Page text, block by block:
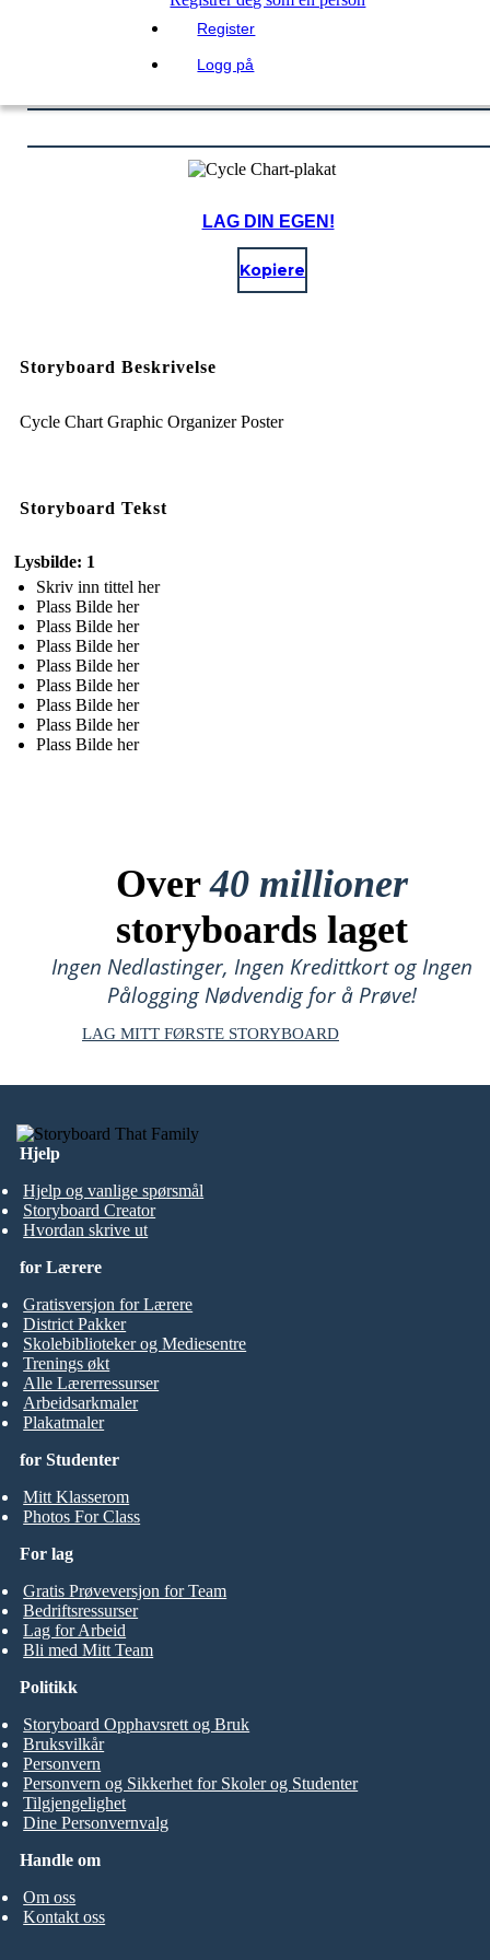
Register
Logg på
LAG DIN EGEN!
Kopiere
Storyboard Beskrivelse
Cycle Chart Graphic Organizer Poster
Storyboard Tekst
Lysbilde: 1
Skriv inn tittel her
Plass Bilde her
Plass Bilde her
Plass Bilde her
Plass Bilde her
Plass Bilde her
Plass Bilde her
Plass Bilde her
Plass Bilde her
Over40 millioner
storyboards laget
Ingen Nedlastinger, Ingen Kredittkort og Ingen
Pålogging Nødvendig for å Prøve!
LAG MITT FØRSTE STORYBOARD
Hjelp
Hjelp og vanlige spørsmål
Storyboard Creator
Hvordan skrive ut
for Studenter
Mitt Klasserom
Photos For Class
for Lærere
Gratisversjon for Lærere
District Pakker
Skolebiblioteker og Mediesentre
Trenings økt
Alle Lærerressurser
Arbeidsarkmaler
Plakatmaler
For lag
Gratis Prøveversjon for Team
Bedriftsressurser
Lag for Arbeid
Bli med Mitt Team
Handle om
Om oss
Kontakt oss
Politikk
Storyboard Opphavsrett og Bruk
Bruksvilkår
Personvern
Personvern og Sikkerhet for Skoler og Studenter
Tilgjengelighet
Dine Personvernvalg